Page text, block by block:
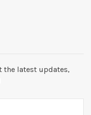
the latest updates,